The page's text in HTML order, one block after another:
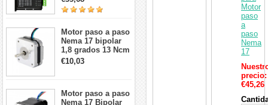
paso Nema 17, 23,
24
Motor paso a paso
Nema 17 bipolar
1,8 grados 13 Ncm
1A 3,5 V
42x42x20mm 4
€10,03
Motor paso a paso
Nema 17 Bipolar
Motor
paso
a
paso
Nema
17
precio:
€45,26